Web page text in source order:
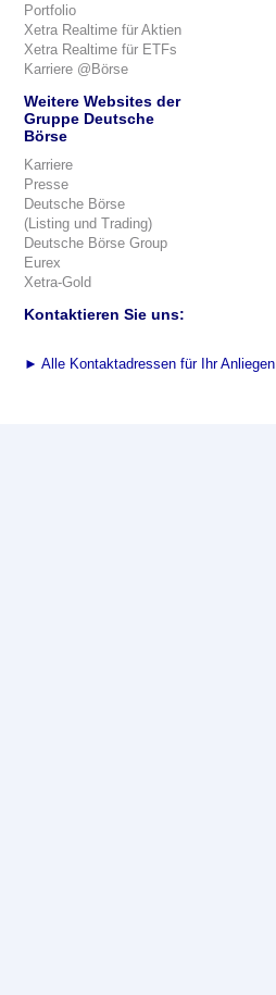
Portfolio
Xetra Realtime für Aktien
Xetra Realtime für ETFs
Karriere @Börse
Weitere Websites der
Gruppe Deutsche
Börse
Karriere
Presse
Deutsche Börse
(Listing und Trading)
Deutsche Börse Group
Eurex
Xetra-Gold
Kontaktieren Sie uns:
► Alle Kontaktadressen für Ihr Anliegen